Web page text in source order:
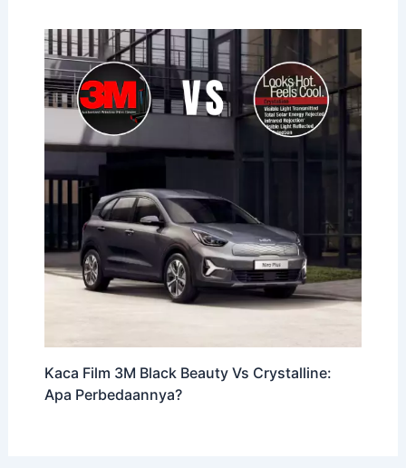
Kaca Film 3M Black Beauty Vs Crystalline:
Apa Perbedaannya?